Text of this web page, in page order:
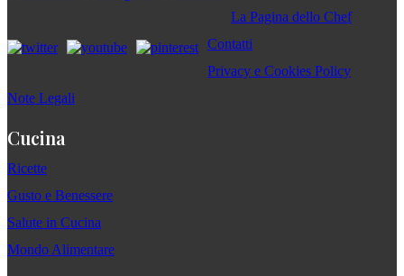
La Pagina dello Chef
Contatti
Privacy e Cookies Policy
Note Legali
Cucina
Ricette
Gusto e Benessere
Salute in Cucina
Mondo Alimentare